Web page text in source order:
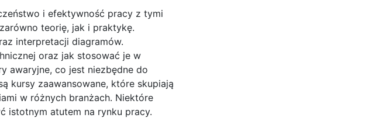
i efektywność pracy z tymi
teorię, jak i praktykę.
interpretacji diagramów.
oraz jak stosować je w
awaryjne, co jest niezbędne do
kursy zaawansowane, które skupiają
w różnych branżach. Niektóre
istotnym atutem na rynku pracy.